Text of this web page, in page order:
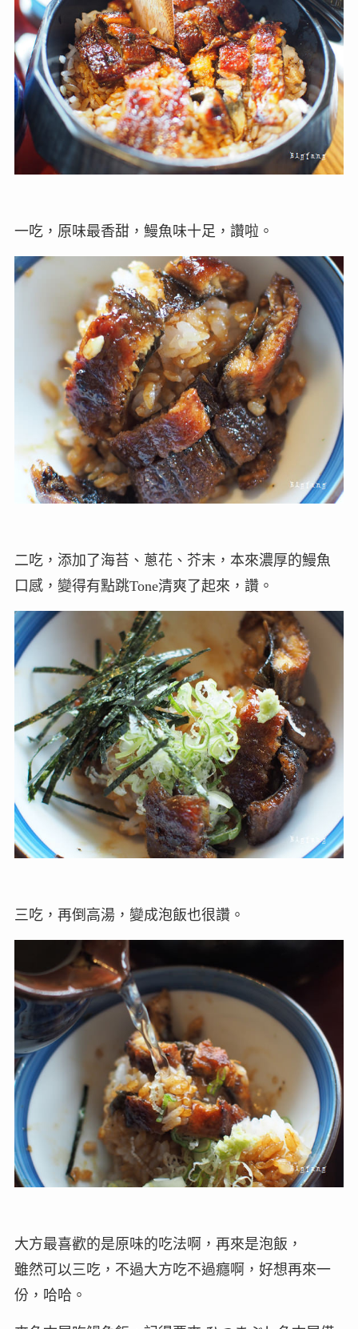
一吃，原味最香甜，鰻魚味十足，讚啦。
二吃，添加了海苔、蔥花、芥末，本來濃厚的鰻魚
口感，變得有點跳Tone清爽了起來，讚。
三吃，再倒高湯，變成泡飯也很讚。
大方最喜歡的是原味的吃法啊，再來是泡飯，
雖然可以三吃，不過大方吃不過癮啊，好想再來一
份，哈哈。